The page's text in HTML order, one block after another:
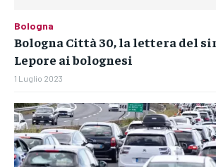
Bologna
Bologna Città 30, la lettera del
Lepore ai bolognesi
1 Luglio 2023